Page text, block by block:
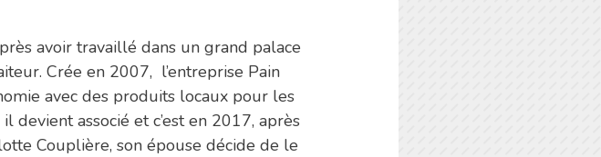
avoir travaillé dans un grand palace
Crée en 2007, l’entreprise Pain
avec des produits locaux pour les
devient associé et c’est en 2017, après
Couplière, son épouse décide de le